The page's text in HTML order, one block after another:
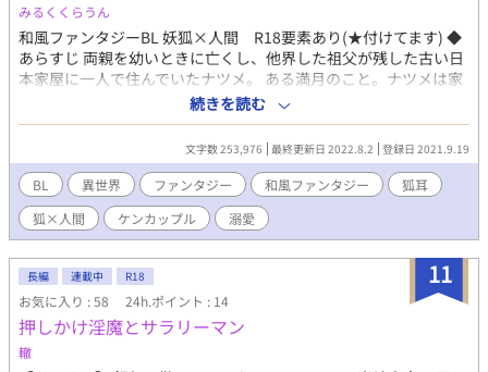
みるくくらうん
和風ファンタジーBL 妖狐×人間 R18要素あり(★付けてます) ◆
あらすじ 両親を幼いときに亡くし、他界した祖父が残した古い日
本家屋に一人で住んでいたナツメ。 ある満月のこと。ナツメは家
にある池の鯉に餌をあげると、誤って池に落ち、魑魅魍魎しかい
ない世界の”星流国“へとワープした。そこで出会った狐族、“九尾
隊”と出会ったナツメは、強力な“黒妖怪”と戦う力を持っているこ
とに気付き、九尾隊の首領・アサヒを救うために命を賭ける。 ◆
主人公 五十嵐 夏明(ナツメ) 華奢で白く、大人しくしていれば可
愛い顔だが、喋ると生意気で口が悪い。 透明感のある紺色の髪
と、夜空のような藍色の瞳の色を持つ普通の人間だが、魑魅魍魎
の世界では特殊な能力を発揮する。 〜星流国・翠緑の地〜 ◆九尾
隊(狐の妖怪) アサヒ 九尾隊の若き首領。 九つの尾を持つ狐の中で
は最強部類の妖狐で、銀色の長髪と金色の瞳を持つ容姿端麗な見
た目だが、口が悪く、素直になれない性格。 九尾隊を率いて“翠
緑の地”を治めることが使命だが、突如星流国に“黒妖怪”が多発し
退治する日々を送っている。 ナツメを徐々に溺愛していく。 シ
キ・・・九尾隊の四天王。見た目に反し物腰が柔らかく心優しい
続きを読む
文字数 253,976 最終更新日 2022.8.2 登録日 2021.9.19
BL 異世界 ファンタジー 和風ファンタジー
狐耳
狐×人間
ケンカップル 溺愛
11
長編 連載中 R18
お気に入り : 58 24h.ポイント : 14
押しかけ淫魔とサラリーマン
轍